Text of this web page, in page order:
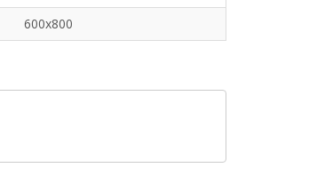
600x800